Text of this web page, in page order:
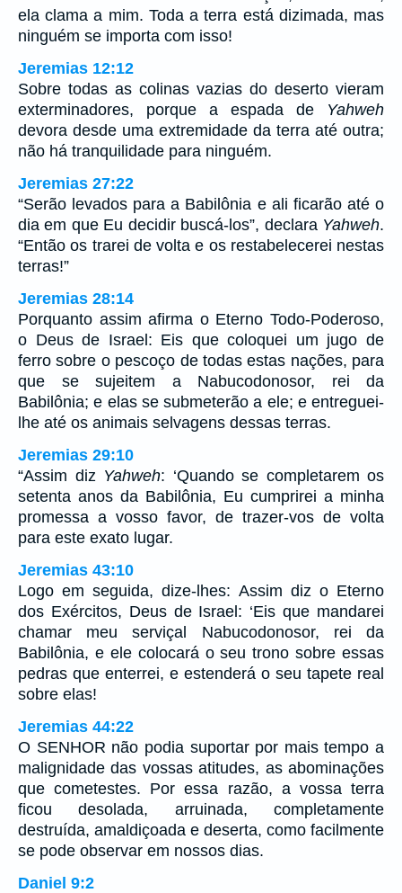
ela clama a mim. Toda a terra está dizimada, mas
ninguém se importa com isso!
Jeremias 12:12
Sobre todas as colinas vazias do deserto vieram
exterminadores, porque a espada de Yahweh
devora desde uma extremidade da terra até outra;
não há tranquilidade para ninguém.
Jeremias 27:22
“Serão levados para a Babilônia e ali ficarão até o
dia em que Eu decidir buscá-los”, declara Yahweh.
“Então os trarei de volta e os restabelecerei nestas
terras!”
Jeremias 28:14
Porquanto assim afirma o Eterno Todo-Poderoso,
o Deus de Israel: Eis que coloquei um jugo de
ferro sobre o pescoço de todas estas nações, para
que se sujeitem a Nabucodonosor, rei da
Babilônia; e elas se submeterão a ele; e entreguei-
lhe até os animais selvagens dessas terras.
Jeremias 29:10
“Assim diz Yahweh: ‘Quando se completarem os
setenta anos da Babilônia, Eu cumprirei a minha
promessa a vosso favor, de trazer-vos de volta
para este exato lugar.
Jeremias 43:10
Logo em seguida, dize-lhes: Assim diz o Eterno
dos Exércitos, Deus de Israel: ‘Eis que mandarei
chamar meu serviçal Nabucodonosor, rei da
Babilônia, e ele colocará o seu trono sobre essas
pedras que enterrei, e estenderá o seu tapete real
sobre elas!
Jeremias 44:22
O SENHOR não podia suportar por mais tempo a
malignidade das vossas atitudes, as abominações
que cometestes. Por essa razão, a vossa terra
ficou desolada, arruinada, completamente
destruída, amaldiçoada e deserta, como facilmente
se pode observar em nossos dias.
Daniel 9:2